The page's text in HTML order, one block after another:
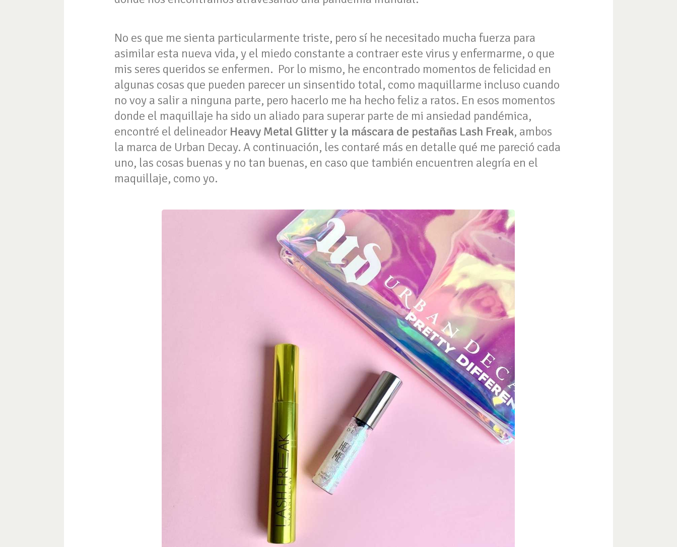
No es que me sienta particularmente triste, pero sí he necesitado mucha fuerza para
asimilar esta nueva vida, y el miedo constante a contraer este virus y enfermarme, o que
mis seres queridos se enfermen. Por lo mismo, he encontrado momentos de felicidad en
algunas cosas que pueden parecer un sinsentido total, como maquillarme incluso cuando
no voy a salir a ninguna parte, pero hacerlo me ha hecho feliz a ratos. En esos momentos
donde el maquillaje ha sido un aliado para superar parte de mi ansiedad pandémica,
encontré el delineador Heavy Metal Glitter y la máscara de pestañas Lash Freak, ambos
la marca de Urban Decay. A continuación, les contaré más en detalle qué me pareció cada
uno, las cosas buenas y no tan buenas, en caso que también encuentren alegría en el
maquillaje, como yo.